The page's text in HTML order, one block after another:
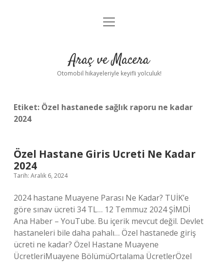
Anasayfa
Yasal Uyarı
menüyü
Araç ve Macera
Otomobil hikayeleriyle keyifli yolculuk!
Etiket: Özel hastanede sağlık raporu ne kadar
2024
Özel Hastane Giris Ucreti Ne Kadar
2024
Tarih: Aralık 6, 2024
2024 hastane Muayene Parası Ne Kadar? TUİK’e
göre sınav ücreti 34 TL… 12 Temmuz 2024 ŞİMDİ
Ana Haber – YouTube. Bu içerik mevcut değil. Devlet
hastaneleri bile daha pahalı… Özel hastanede giriş
ücreti ne kadar? Özel Hastane Muayene
ÜcretleriMuayene BölümüOrtalama ÜcretlerÖzel